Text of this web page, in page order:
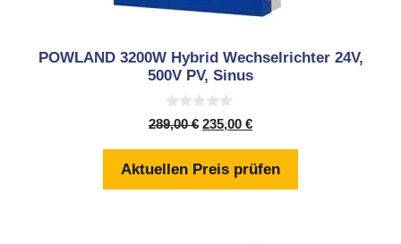
POWLAND 3200W Hybrid Wechselrichter 24V,
500V PV, Sinus
0
v
5
289,00€ Ursprünglicher
war:
289,00 €
235,00 €Aktueller
ist:
Aktuellen Preis prüfen